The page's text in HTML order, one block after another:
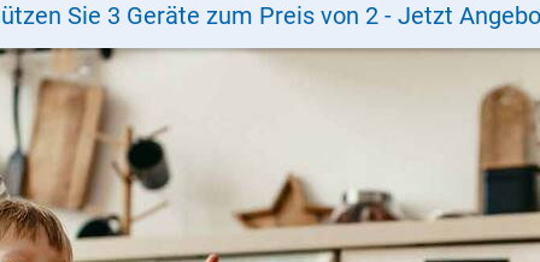
Sie 3 Geräte zum Preis von 2 - Jetzt